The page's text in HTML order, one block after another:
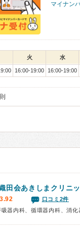
マイナン
火 水
16:00-19:00 16:00-19:00
田会あきしまクリニ
3.92
口コミ2件
器内科、循環器内科、消